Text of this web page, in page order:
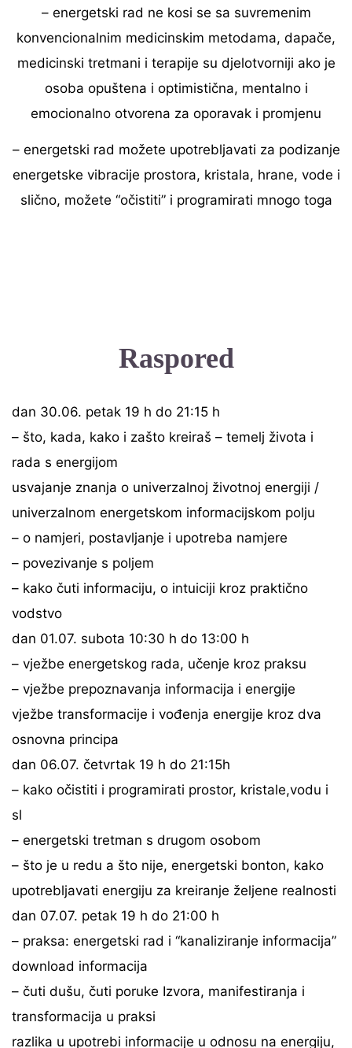
– energetski rad ne kosi se sa suvremenim
konvencionalnim medicinskim metodama, dapače,
medicinski tretmani i terapije su djelotvorniji ako je
osoba opuštena i optimistična, mentalno i
emocionalno otvorena za oporavak i promjenu
– energetski rad možete upotrebljavati za podizanje
energetske vibracije prostora, kristala, hrane, vode i
slično, možete “očistiti” i programirati mnogo toga
Raspored
dan 30.06. petak 19 h do 21:15 h
– što, kada, kako i zašto kreiraš – temelj života i
rada s energijom
usvajanje znanja o univerzalnoj životnoj energiji /
univerzalnom energetskom informacijskom polju
– o namjeri, postavljanje i upotreba namjere
– povezivanje s poljem
– kako čuti informaciju, o intuiciji kroz praktično
vodstvo
dan 01.07. subota 10:30 h do 13:00 h
– vježbe energetskog rada, učenje kroz praksu
– vježbe prepoznavanja informacija i energije
vježbe transformacije i vođenja energije kroz dva
osnovna principa
dan 06.07. četvrtak 19 h do 21:15h
– kako očistiti i programirati prostor, kristale,vodu i
sl
– energetski tretman s drugom osobom
– što je u redu a što nije, energetski bonton, kako
upotrebljavati energiju za kreiranje željene realnosti
dan 07.07. petak 19 h do 21:00 h
– praksa: energetski rad i “kanaliziranje informacija”
download informacija
– čuti dušu, čuti poruke Izvora, manifestiranja i
transformacija u praksi
razlika u upotrebi informacije u odnosu na energiju,